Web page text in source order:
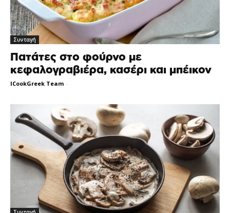
Συνταγή
Πατάτες στο φούρνο με
κεφαλογραβιέρα, κασέρι και μπέικον
ICookGreek Team -